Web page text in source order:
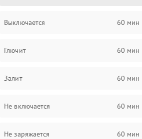
Выключается 60 мин
Глючит 60 мин
Залит 60 мин
Не включается 60 мин
Не заряжается 60 мин